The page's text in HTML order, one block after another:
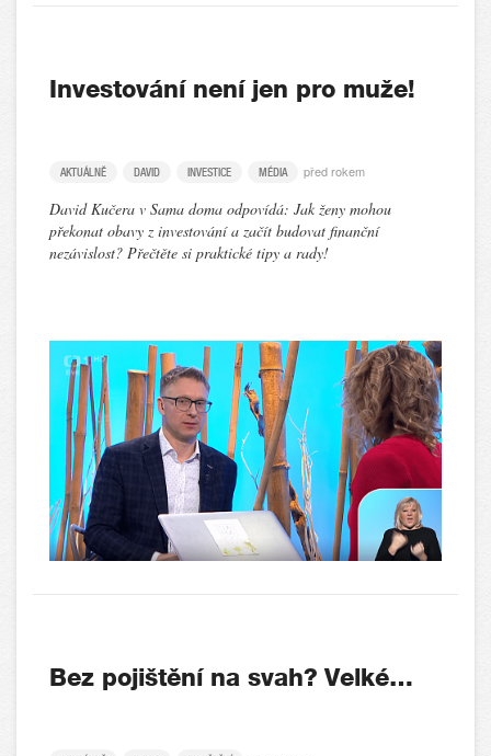
Investování není jen pro muže!
AKTUÁLNĚ DAVID INVESTICE MÉDIA před rokem
David Kučera v Sama doma odpovídá: Jak ženy mohou
překonat obavy z investování a začít budovat finanční
nezávislost? Přečtěte si praktické tipy a rady!
Bez pojištění na svah? Velké…